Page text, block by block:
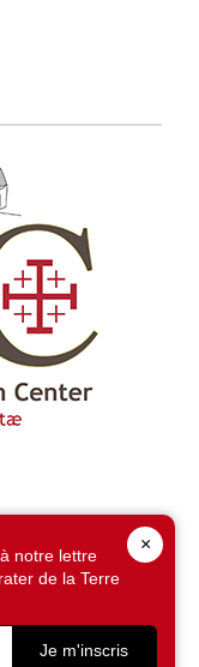
×
notre lettre
de la Terre
Je m'inscris